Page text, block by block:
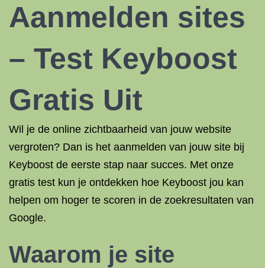
Aanmelden sites
– Test Keyboost
Gratis Uit
Wil je de online zichtbaarheid van jouw website
vergroten? Dan is het aanmelden van jouw site bij
Keyboost de eerste stap naar succes. Met onze
gratis test kun je ontdekken hoe Keyboost jou kan
helpen om hoger te scoren in de zoekresultaten van
Google.
Waarom je site